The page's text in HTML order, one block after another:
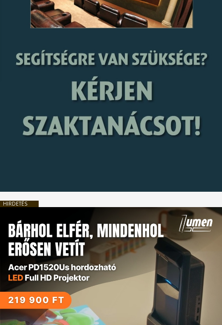
HIRDETÉS